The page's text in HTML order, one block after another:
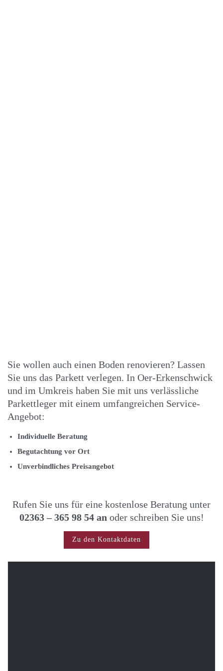
Sie wollen auch einen Boden renovieren? Lassen
Sie uns das Parkett verlegen. In Oer-Erkenschwick
und im Umkreis haben Sie mit uns verlässliche
Parkettleger mit einem umfangreichen Service-
Angebot:
Individuelle Beratung
Begutachtung vor Ort
Unverbindliches Preisangebot
Rufen Sie uns für eine kostenlose Beratung unter
02363 – 365 98 54 an oder schreiben Sie uns!
Zu den Kontaktdaten